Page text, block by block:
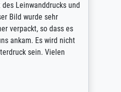
Leinwanddrucks und
Bild wurde sehr
verpackt, so dass es
ankam. Es wird nicht
sein. Vielen